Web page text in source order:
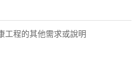
工程的其他需求或說明